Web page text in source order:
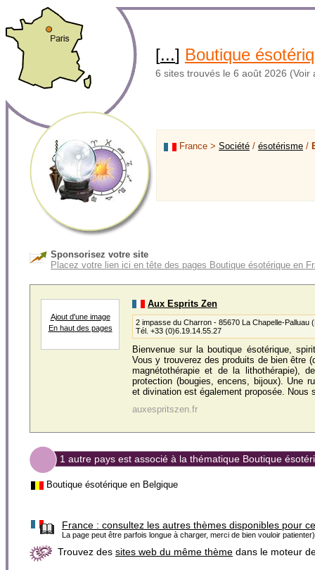
[...] Boutique
6 sites trouvés le 6 août 2026 (Voir
France > Société / ésotérisme /
Sponsorisez votre site
Placez votre lien ici en tête des pages Boutique ésotérique en
Ajout d'une image
En haut des pages
Aux Esprits Zen
2 impasse du Charron - 85670 La Chapelle-Palluau
Tél. +33 (0)6.19.14.55.27
Bienvenue sur la boutique ésotérique,
Vous y trouverez des produits de bien être
magnétothérapie et de la lithothérapie),
protection (bougies, encens, bijoux). Une
et divination est également proposée. Nous
auxespritszen.fr
1 autre pays est associé à la thématique Boutique
Boutique ésotérique en Belgique
France : consultez les autres thèmes disponibles pour
La page peut être parfois longue à charger, merci de bien vouloir patienter)
Trouvez des sites web du même thème dans le moteur